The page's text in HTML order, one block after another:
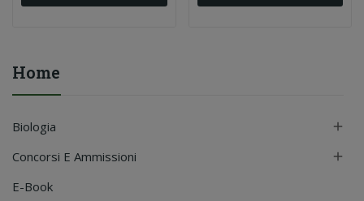
Home
Biologia 
Concorsi E Ammissioni 
E-Book